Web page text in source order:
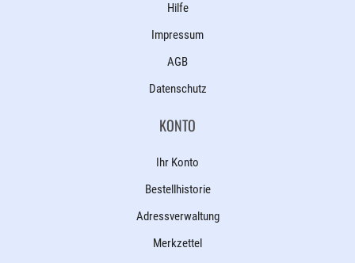
Hilfe
Impressum
AGB
Datenschutz
KONTO
Ihr Konto
Bestellhistorie
Adressverwaltung
Merkzettel